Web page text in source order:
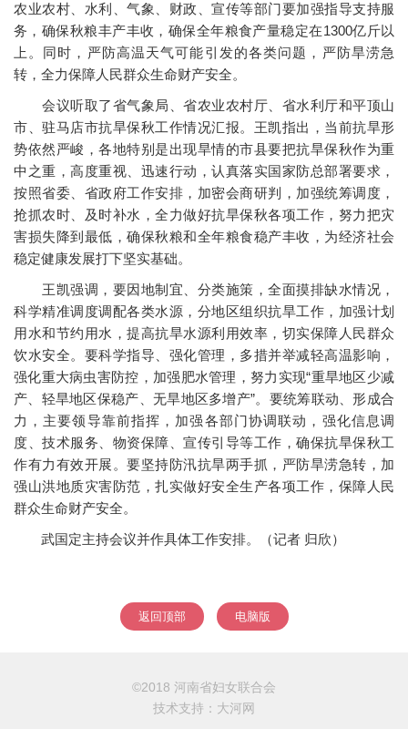
农业农村、水利、气象、财政、宣传等部门要加强指导支持服
务，确保秋粮丰产丰收，确保全年粮食产量稳定在1300亿斤以
上。同时，严防高温天气可能引发的各类问题，严防旱涝急
转，全力保障人民群众生命财产安全。
会议听取了省气象局、省农业农村厅、省水利厅和平顶山
市、驻马店市抗旱保秋工作情况汇报。王凯指出，当前抗旱形
势依然严峻，各地特别是出现旱情的市县要把抗旱保秋作为重
中之重，高度重视、迅速行动，认真落实国家防总部署要求，
按照省委、省政府工作安排，加密会商研判，加强统筹调度，
抢抓农时、及时补水，全力做好抗旱保秋各项工作，努力把灾
害损失降到最低，确保秋粮和全年粮食稳产丰收，为经济社会
稳定健康发展打下坚实基础。
王凯强调，要因地制宜、分类施策，全面摸排缺水情况，
科学精准调度调配各类水源，分地区组织抗旱工作，加强计划
用水和节约用水，提高抗旱水源利用效率，切实保障人民群众
饮水安全。要科学指导、强化管理，多措并举减轻高温影响，
强化重大病虫害防控，加强肥水管理，努力实现“重旱地区少减
产、轻旱地区保稳产、无旱地区多增产”。要统筹联动、形成合
力，主要领导靠前指挥，加强各部门协调联动，强化信息调
度、技术服务、物资保障、宣传引导等工作，确保抗旱保秋工
作有力有效开展。要坚持防汛抗旱两手抓，严防旱涝急转，加
强山洪地质灾害防范，扎实做好安全生产各项工作，保障人民
群众生命财产安全。
武国定主持会议并作具体工作安排。（记者 归欣）
返回顶部 电脑版
©2018 河南省妇女联合会
技术支持： 大河网